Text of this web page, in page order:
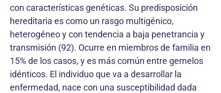
con características genéticas. Su predisposición
hereditaria es como un rasgo multigénico,
heterogéneo y con tendencia a baja penetrancia y
transmisión (92). Ocurre en miembros de familia en
15% de los casos, y es más común entre gemelos
idénticos. El individuo que va a desarrollar la
enfermedad, nace con una susceptibilidad dada